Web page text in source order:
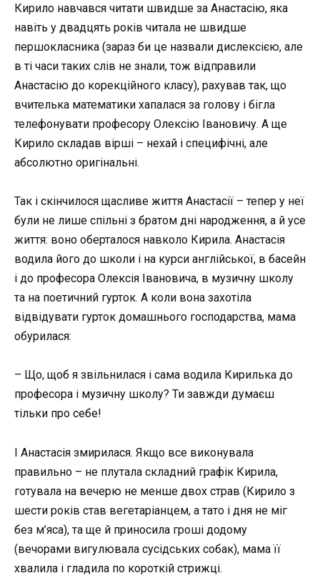
Кирило навчався читати швидше за Анастасію, яка
навіть у двадцять років читала не швидше
першокласника (зараз би це назвали дислексією, але
в ті часи таких слів не знали, тож відправили
Анастасію до корекційного класу), рахував так, що
вчителька математики хапалася за голову і бігла
телефонувати професору Олексію Івановичу. А ще
Кирило складав вірші – нехай і специфічні, але
абсолютно оригінальні.
Так і скінчилося щасливе життя Анастасії – тепер у неї
були не лише спільні з братом дні народження, а й усе
життя: воно оберталося навколо Кирила. Анастасія
водила його до школи і на курси англійської, в басейн
і до професора Олексія Івановича, в музичну школу
та на поетичний гурток. А коли вона захотіла
відвідувати гурток домашнього господарства, мама
обурилася:
– Що, щоб я звільнилася і сама водила Кирилька до
професора і музичну школу? Ти завжди думаєш
тільки про себе!
І Анастасія змирилася. Якщо все виконувала
правильно – не плутала складний графік Кирила,
готувала на вечерю не менше двох страв (Кирило з
шести років став вегетаріанцем, а тато і дня не міг
без м’яса), та ще й приносила гроші додому
(вечорами вигулювала сусідських собак), мама її
хвалила і гладила по короткій стрижці.